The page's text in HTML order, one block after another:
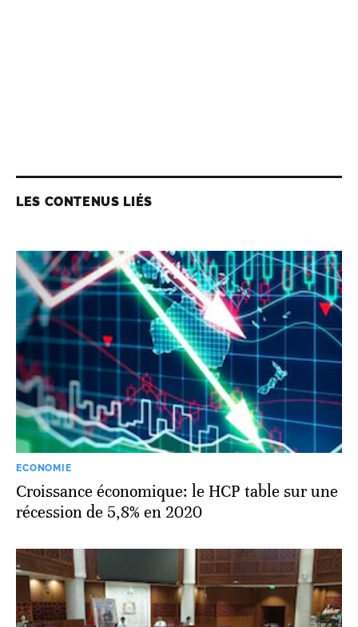
LES CONTENUS LIÉS
ECONOMIE
Croissance économique: le HCP table sur une
récession de 5,8% en 2020